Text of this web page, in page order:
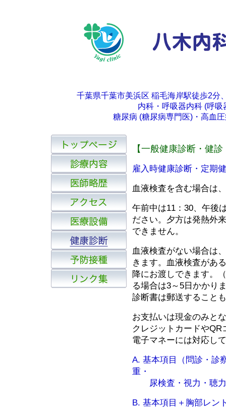
千葉県千葉市美浜区 稲毛海岸駅徒歩2分
内科・呼吸器内科 (呼
糖尿病 (糖尿病専門医)・高血
【一般健康診断・健
雇入時健康診断・定期
血液検査を含む場合は
午前中は11：30、午後
ださい。夕方は発熱外
できません。
血液検査がない場合は
きます。血液検査があ
降にお渡しできます。（
る場合は3～5日かかり
診断書は郵送すること
お支払いは現金のみと
クレジットカードやQR
電子マネーには対応し
A. 基本項目（問診・診
重・
尿検査・視力・聴力
B. 基本項目＋胸部レン